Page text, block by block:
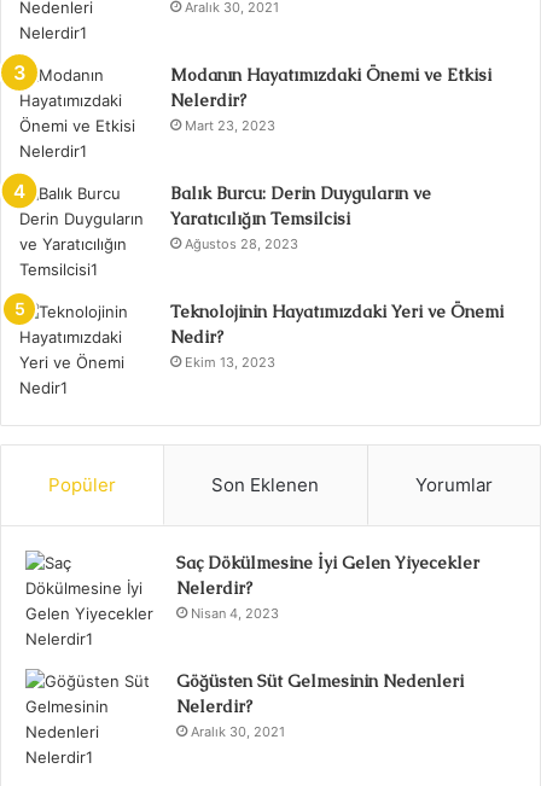
Aralık 30, 2021
Modanın Hayatımızdaki Önemi ve Etkisi
Nelerdir?
Mart 23, 2023
Balık Burcu: Derin Duyguların ve
Yaratıcılığın Temsilcisi
Ağustos 28, 2023
Teknolojinin Hayatımızdaki Yeri ve Önemi
Nedir?
Ekim 13, 2023
Popüler Son Eklenen Yorumlar
Saç Dökülmesine İyi Gelen Yiyecekler
Nelerdir?
Nisan 4, 2023
Göğüsten Süt Gelmesinin Nedenleri
Nelerdir?
Aralık 30, 2021